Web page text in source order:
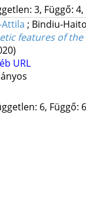
3, Függő:
Attila ; Bindiu-
features of
URL
6, Függő: